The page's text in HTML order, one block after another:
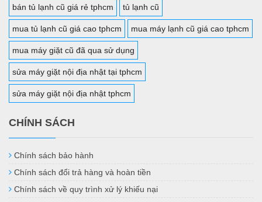
bán tủ lạnh cũ giá rẻ tphcm tủ lạnh cũ
mua tủ lạnh cũ giá cao tphcm mua máy lạnh cũ giá cao tphcm
mua máy giặt cũ đã qua sử dụng
sửa máy giặt nội địa nhật tại tphcm
sửa máy giặt nội địa nhật tphcm
CHÍNH SÁCH
Chính sách bảo hành
Chính sách đổi trả hàng và hoàn tiền
Chính sách về quy trình xử lý khiếu nại